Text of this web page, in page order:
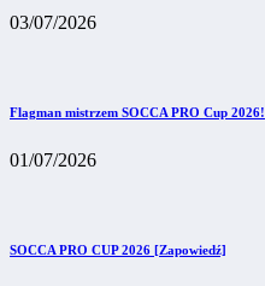
03/07/2026
Flagman mistrzem SOCCA PRO Cup 2026!
01/07/2026
SOCCA PRO CUP 2026 [Zapowiedź]